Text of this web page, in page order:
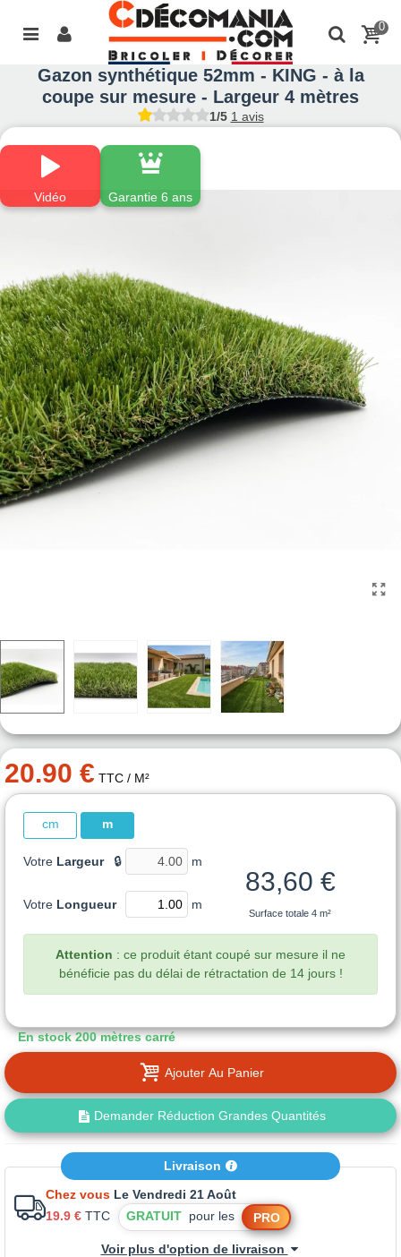
0
Gazon synthétique 52mm - KING - à la
coupe sur mesure - Largeur 4 mètres
1/5 1 avis
Vidéo Garantie 6 ans
20.90 € TTC / M²
cm m
Votre Largeur 🔒 m
Votre Longueur m
83,60 €
Surface totale 4 m²
Attention : ce produit étant coupé sur mesure il ne
bénéficie pas du délai de rétractation de 14 jours !
En stock200 mètres carré
Ajouter Au Panier
Demander Réduction Grandes Quantités
Livraison
Chez vous Le Vendredi 21 Août
19.9 € TTC GRATUIT pour les PRO
Voir plus d'option de livraison